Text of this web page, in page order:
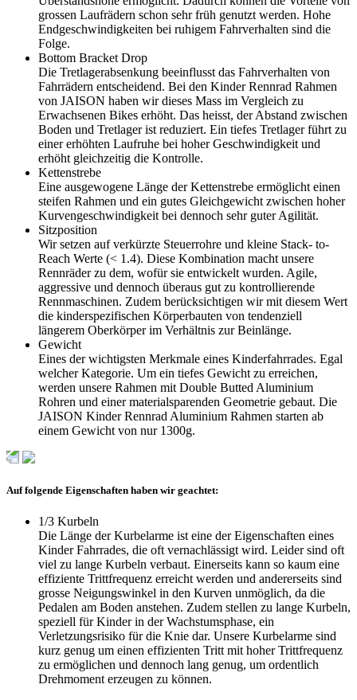
grossen Laufrädern schon sehr früh genutzt werden. Hohe
Endgeschwindigkeiten bei ruhigem Fahrverhalten sind die
Folge.
Bottom Bracket Drop
Die Tretlagerabsenkung beeinflusst das Fahrverhalten von
Fahrrädern entscheidend. Bei den Kinder Rennrad Rahmen
von JAISON haben wir dieses Mass im Vergleich zu
Erwachsenen Bikes erhöht. Das heisst, der Abstand zwischen
Boden und Tretlager ist reduziert. Ein tiefes Tretlager führt zu
einer erhöhten Laufruhe bei hoher Geschwindigkeit und
erhöht gleichzeitig die Kontrolle.
Kettenstrebe
Eine ausgewogene Länge der Kettenstrebe ermöglicht einen
steifen Rahmen und ein gutes Gleichgewicht zwischen hoher
Kurvengeschwindigkeit bei dennoch sehr guter Agilität.
Sitzposition
Wir setzen auf verkürzte Steuerrohre und kleine Stack- to-
Reach Werte (< 1.4). Diese Kombination macht unsere
Rennräder zu dem, wofür sie entwickelt wurden. Agile,
aggressive und dennoch überaus gut zu kontrollierende
Rennmaschinen. Zudem berücksichtigen wir mit diesem Wert
die kinderspezifischen Körperbauten von tendenziell
längerem Oberkörper im Verhältnis zur Beinlänge.
Gewicht
Eines der wichtigsten Merkmale eines Kinderfahrrades. Egal
welcher Kategorie. Um ein tiefes Gewicht zu erreichen,
werden unsere Rahmen mit Double Butted Aluminium
Rohren und einer materialsparenden Geometrie gebaut. Die
JAISON Kinder Rennrad Aluminium Rahmen starten ab
einem Gewicht von nur 1300g.
Auf folgende Eigenschaften haben wir geachtet:
1/3 Kurbeln
Die Länge der Kurbelarme ist eine der Eigenschaften eines
Kinder Fahrrades, die oft vernachlässigt wird. Leider sind oft
viel zu lange Kurbeln verbaut. Einerseits kann so kaum eine
effiziente Trittfrequenz erreicht werden und andererseits sind
grosse Neigungswinkel in den Kurven unmöglich, da die
Pedalen am Boden anstehen. Zudem stellen zu lange Kurbeln,
speziell für Kinder in der Wachstumsphase, ein
Verletzungsrisiko für die Knie dar. Unsere Kurbelarme sind
kurz genug um einen effizienten Tritt mit hoher Trittfrequenz
zu ermöglichen und dennoch lang genug, um ordentlich
Drehmoment erzeugen zu können.